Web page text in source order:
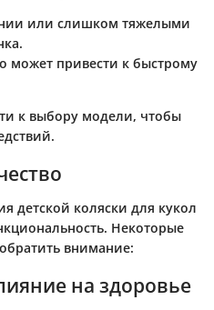
или слишком тяжелыми
может привести к быстрому
к выбору модели, чтобы
детской коляски для кукол
Некоторые
внимание:
на здоровье